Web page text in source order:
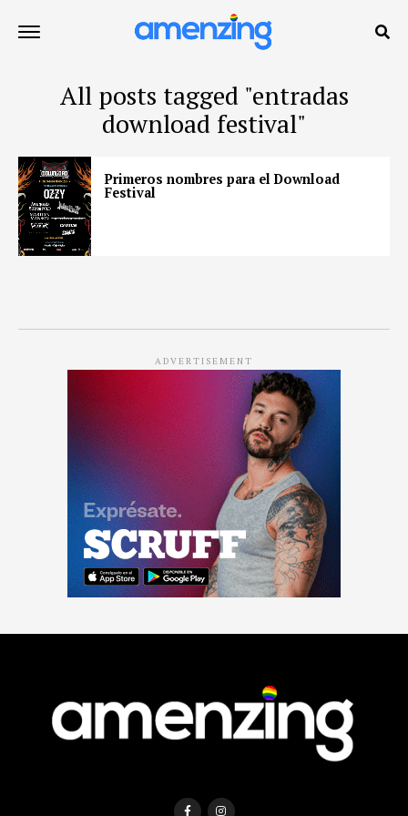
All posts tagged "entradas
download festival"
Primeros nombres para el Download
Festival
ADVERTISEMENT